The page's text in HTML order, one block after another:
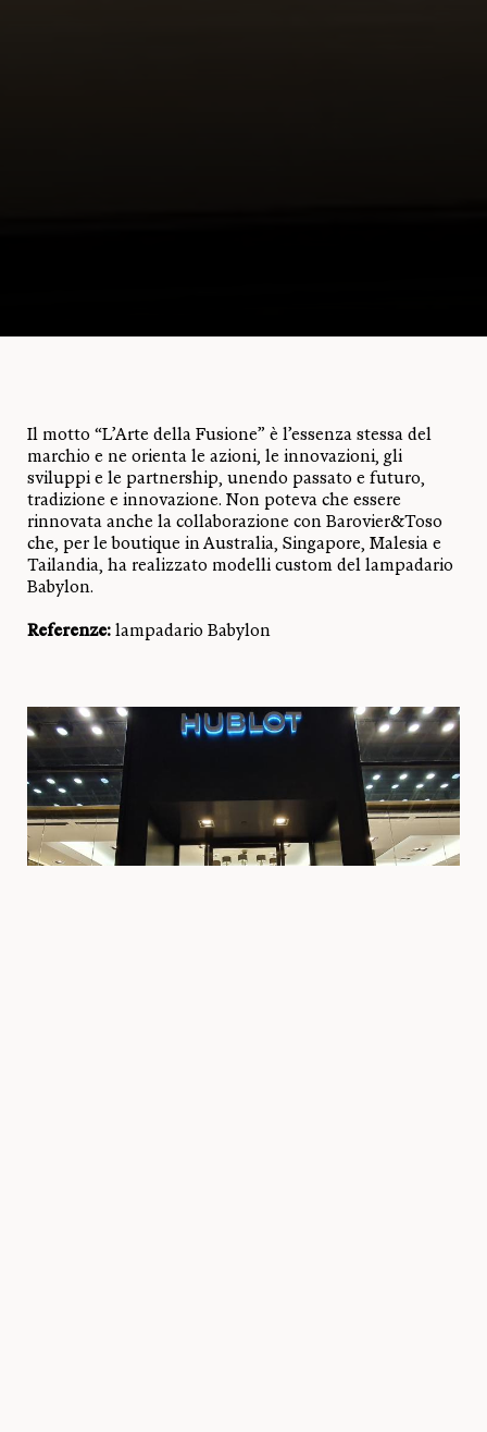
Il motto “L’Arte della Fusione” è l’essenza stessa del
marchio e ne orienta le azioni, le innovazioni, gli
sviluppi e le partnership, unendo passato e futuro,
tradizione e innovazione. Non poteva che essere
rinnovata anche la collaborazione con Barovier&Toso
che, per le boutique in Australia, Singapore, Malesia e
Tailandia, ha realizzato modelli custom del lampadario
Babylon.
Referenze: lampadario Babylon